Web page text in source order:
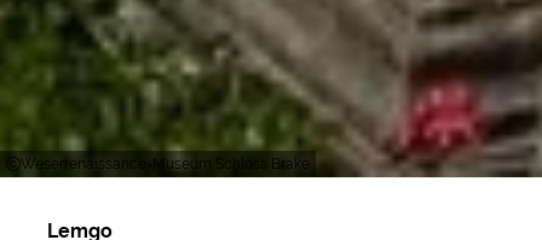
Weserrenaissance-Museum Schloss Brake
Lemgo